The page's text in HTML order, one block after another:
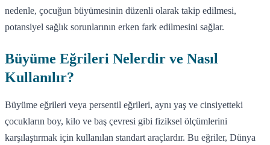
nedenle, çocuğun büyümesinin düzenli olarak takip edilmesi,
potansiyel sağlık sorunlarının erken fark edilmesini sağlar.
Büyüme Eğrileri Nelerdir ve Nasıl
Kullanılır?
Büyüme eğrileri veya persentil eğrileri, aynı yaş ve cinsiyetteki
çocukların boy, kilo ve baş çevresi gibi fiziksel ölçümlerini
karşılaştırmak için kullanılan standart araçlardır. Bu eğriler, Dünya